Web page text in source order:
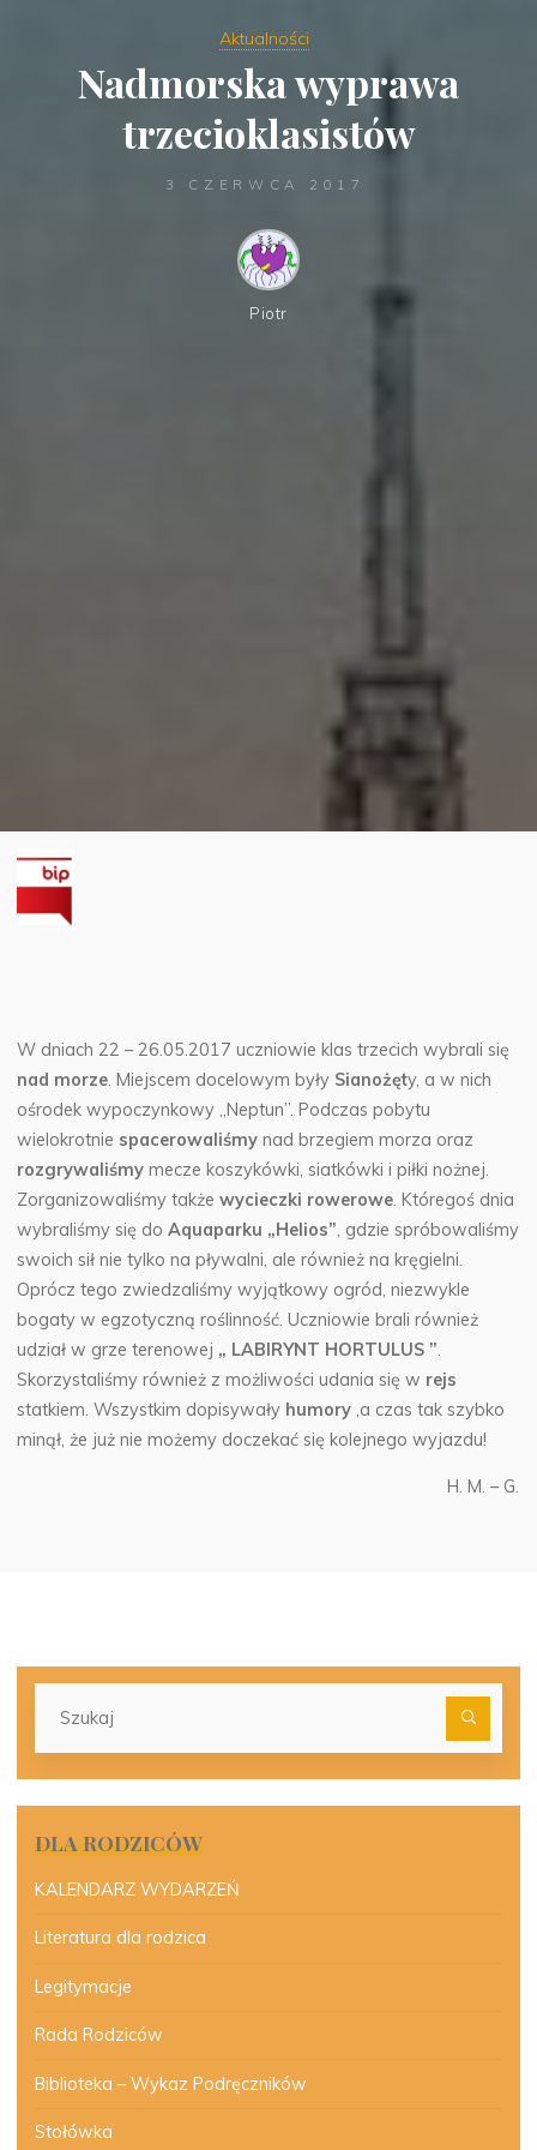
Aktualności
Nadmorska wyprawa
trzecioklasistów
3 CZERWCA 2017
Piotr
W dniach 22 – 26.05.2017 uczniowie klas trzecich wybrali się
nad morze.Miejscem docelowym były Sianożęty, a w nich
ośrodek wypoczynkowy „Neptun”. Podczas pobytu
wielokrotnie spacerowaliśmy nad brzegiem morza oraz
rozgrywaliśmy mecze koszykówki, siatkówki i piłki nożnej.
Zorganizowaliśmy takżewycieczki rowerowe. Któregoś dnia
wybraliśmy się do Aquaparku „Helios”, gdzie spróbowaliśmy
swoich sił nie tylko na pływalni, ale również na kręgielni.
Oprócz tego zwiedzaliśmy wyjątkowy ogród, niezwykle
bogaty w egzotyczną roślinność. Uczniowie brali również
udział w grze terenowej „ LABIRYNT HORTULUS ”.
Skorzystaliśmy również z możliwości udania się w rejs
statkiem. Wszystkim dopisywały humory ,a czas tak szybko
minął, że już nie możemy doczekać się kolejnego wyjazdu!
H. M. – G.
DLA RODZICÓW
KALENDARZ WYDARZEŃ
Literatura dla rodzica
Legitymacje
Rada Rodziców
Biblioteka – Wykaz Podręczników
Stołówka